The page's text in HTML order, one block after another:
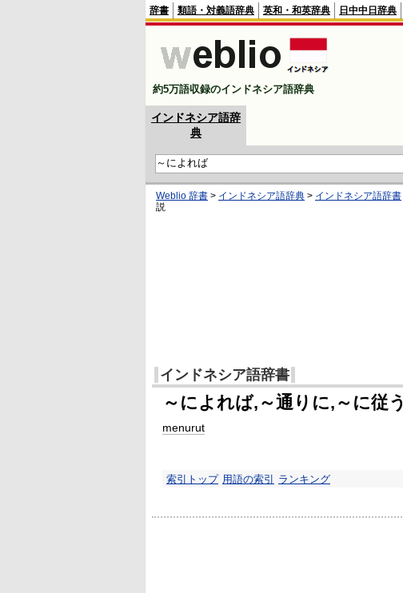
辞書 類語・対義語辞典 英和・和英辞典 日中中日辞典
約5万語収録のインドネシア語辞典
インドネシア語辞
典
Weblio 辞書 > インドネシア語辞典 > インドネシア語辞書
説
インドネシア語辞書
～によれば,～通りに,～に従う
menurut
索引トップ 用語の索引 ランキング